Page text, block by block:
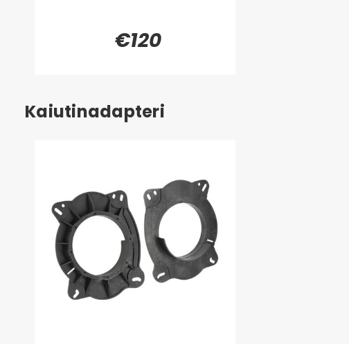
€120
Kaiutinadapteri